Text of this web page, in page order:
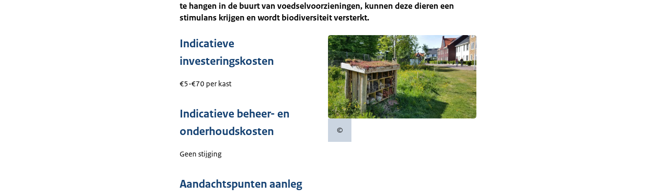
te hangen in de buurt van voedselvoorzieningen, kunnen deze dieren een
stimulans krijgen en wordt biodiversiteit versterkt.
©Copyrightinformatie
Indicatieve
investeringskosten
€5-€70 per kast
Indicatieve beheer- en
onderhoudskosten
Geen stijging
Aandachtspunten aanleg